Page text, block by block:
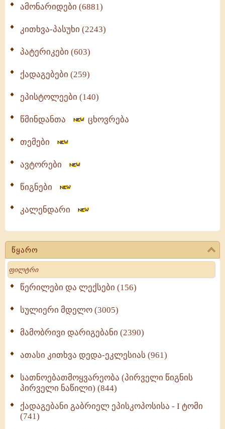
ამონარიდები (6881)
კითხვა-პასუხი (2243)
პატერიკები (603)
ქადაგებები (259)
ეპისტოლეები (140)
წმინდანთა ცხოვრება
თემები
ავტორები
წიგნები
კალენდარი
წყარო
Search
წერილები და ლექსები (156)
სულიერი მდელო (3005)
მამობრივი დარიგებანი (2390)
ათასი კითხვა დედა-ეკლესიას (961)
სათნოებათმოყვარეობა (პირველი წიგნის
პირველი ნაწილი) (844)
ქადაგებანი გაბრიელ ეპისკოპოსისა - I ტომი
(741)